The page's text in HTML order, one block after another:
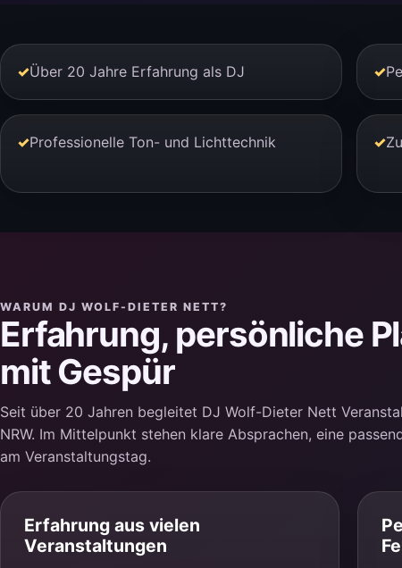
✓Über 20 Jahre Erfahrung als DJ ✓
✓Professionelle Ton- und Lichttechnik ✓
WARUM DJ WOLF-DIETER NETT?
Erfahrung, persönliche
mit Gespür
Seit über 20 Jahren begleitet DJ Wolf-Dieter Nett
NRW. Im Mittelpunkt stehen klare Absprachen, eine
am Veranstaltungstag.
Erfahrung aus vielen
Veranstaltungen